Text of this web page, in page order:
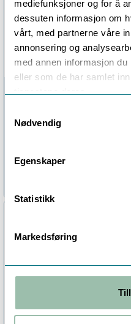
mediefunksjoner og for å
dessuten informasjon om
vårt, med partnerne våre
annonsering og
med annen informasjon
eller som de har samlet
Nødvendig
Egenskaper
Statistikk
Markedsføring
Sensostar C,
For varmekretretser-100
L/P- Glykol
3 320,00